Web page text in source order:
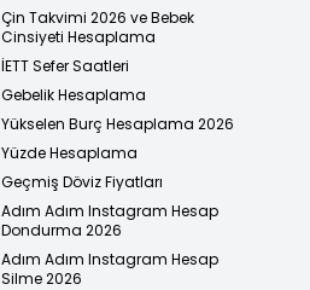
Çin Takvimi 2026 ve Bebek
Cinsiyeti Hesaplama
İETT Sefer Saatleri
Gebelik Hesaplama
Yükselen Burç Hesaplama 2026
Yüzde Hesaplama
Geçmiş Döviz Fiyatları
Adım Adım Instagram Hesap
Dondurma 2026
Adım Adım Instagram Hesap
Silme 2026